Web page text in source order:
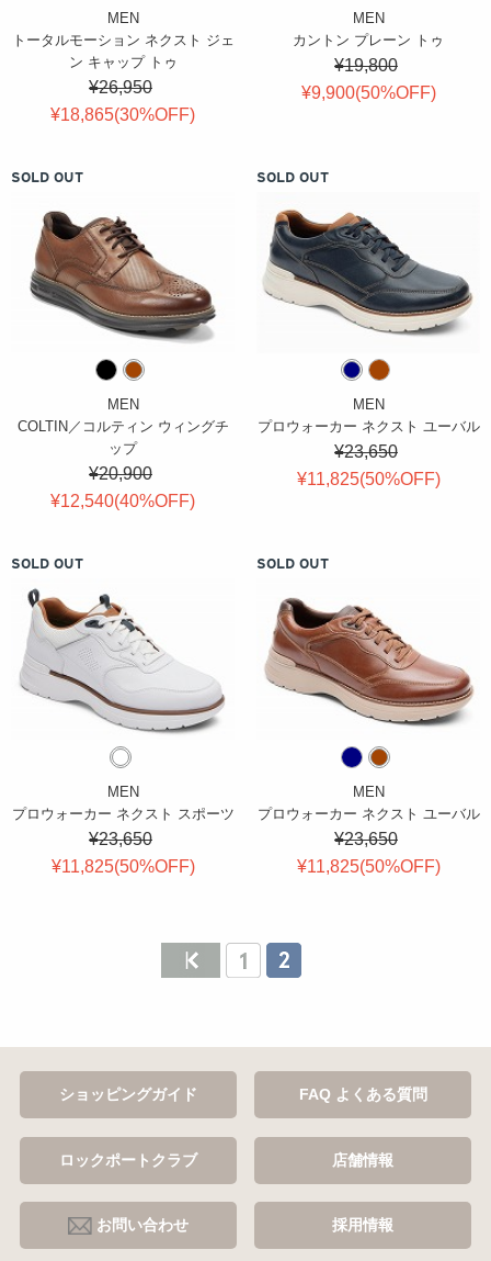
MEN
トータルモーション ネクスト ジェ
ン キャップ トゥ
¥26,950
¥18,865(30%OFF)
MEN
カントン プレーン トゥ
¥19,800
¥9,900(50%OFF)
SOLD OUT
MEN
COLTIN／コルティン ウィングチ
ップ
¥20,900
¥12,540(40%OFF)
SOLD OUT
MEN
プロウォーカー ネクスト ユーバル
¥23,650
¥11,825(50%OFF)
SOLD OUT
MEN
プロウォーカー ネクスト スポーツ
¥23,650
¥11,825(50%OFF)
SOLD OUT
MEN
プロウォーカー ネクスト ユーバル
¥23,650
¥11,825(50%OFF)
ショッピングガイド FAQ よくある質問
ロックポートクラブ 店舗情報
お問い合わせ 採用情報